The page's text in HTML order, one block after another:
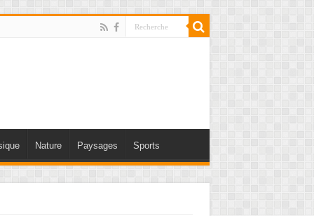
Nature Paysages Sports